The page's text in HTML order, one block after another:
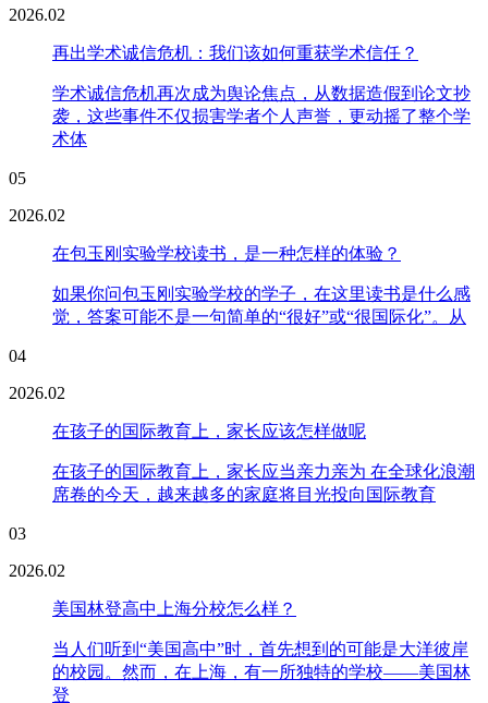
2026.02
再出学术诚信危机：我们该如何重获学术信任？
学术诚信危机再次成为舆论焦点，从数据造假到论文抄
袭，这些事件不仅损害学者个人声誉，更动摇了整个学
术体
05
2026.02
在包玉刚实验学校读书，是一种怎样的体验？
如果你问包玉刚实验学校的学子，在这里读书是什么感
觉，答案可能不是一句简单的“很好”或“很国际化”。从
04
2026.02
在孩子的国际教育上，家长应该怎样做呢
在孩子的国际教育上，家长应当亲力亲为 在全球化浪潮
席卷的今天，越来越多的家庭将目光投向国际教育
03
2026.02
美国林登高中上海分校怎么样？
当人们听到“美国高中”时，首先想到的可能是大洋彼岸
的校园。然而，在上海，有一所独特的学校——美国林
登